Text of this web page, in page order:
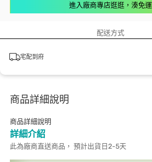
進入廠商專店逛逛，湊免運
配送方式
宅配到府
商品詳細說明
商品詳細說明
詳細介紹
此為廠商直送商品， 預計出貨日2-5天